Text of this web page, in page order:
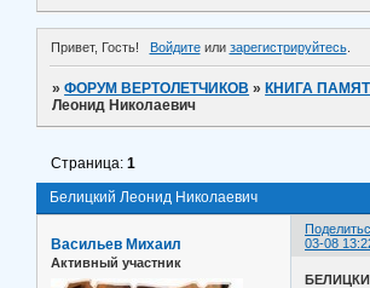
Привет, Гость! Войдитеили зарегистрируйтесь.
»ФОРУМ ВЕРТОЛЕТЧИКОВ » КНИГА
Леонид Николаевич
Белицкий Леонид Николаевич
Страница:1
03-08
Васильев Михаил
Активный участник